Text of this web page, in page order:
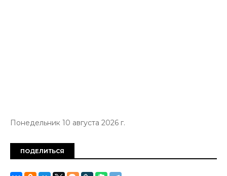
Понедельник 10 августа 2026 г.
ПОДЕЛИТЬСЯ